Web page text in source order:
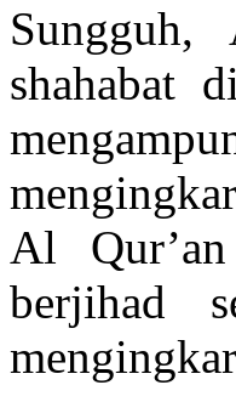
shahabat
Al
berjihad